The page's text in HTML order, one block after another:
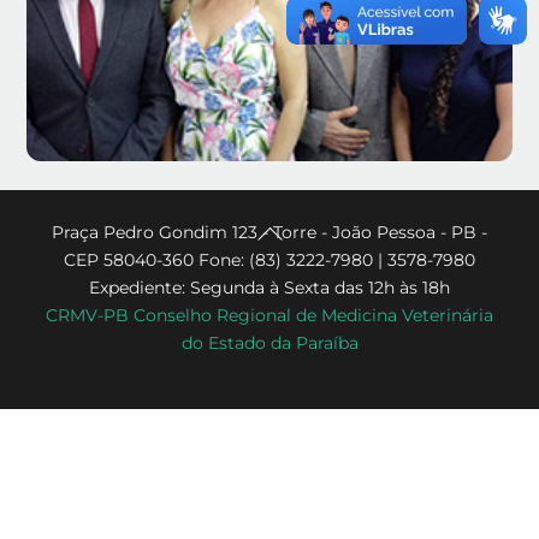
Back
To
Top
Praça Pedro Gondim 123 - Torre - João Pessoa - PB -
CEP 58040-360 Fone: (83) 3222-7980 | 3578-7980
Expediente: Segunda à Sexta das 12h às 18h
CRMV-PB Conselho Regional de Medicina Veterinária
do Estado da Paraíba